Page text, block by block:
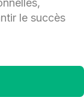
le succès